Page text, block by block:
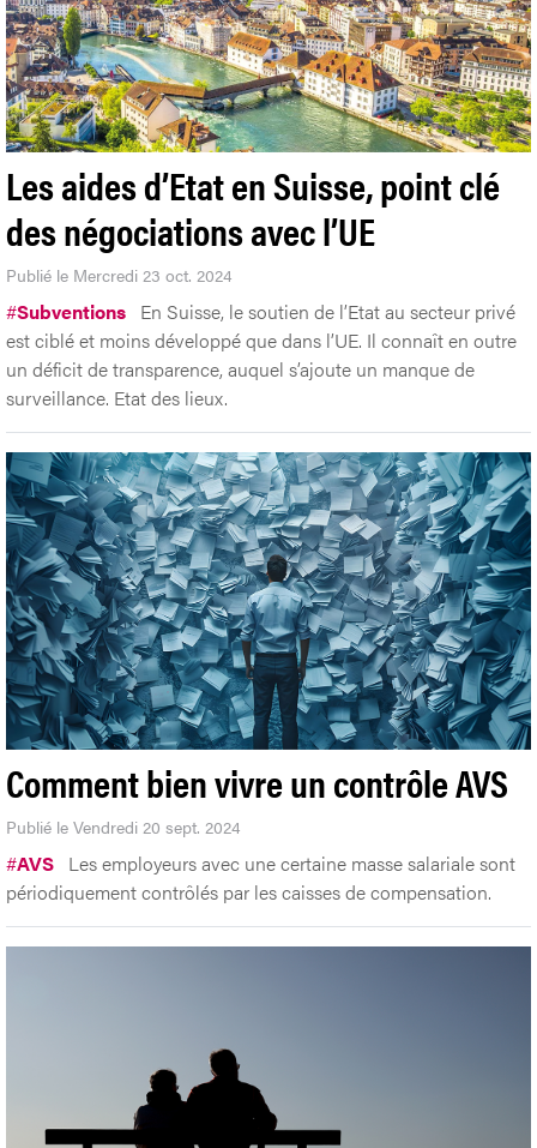
Les aides d’Etat en Suisse, point clé
des négociations avec l’UE
Publié le Mercredi 23 oct. 2024
#Subventions En Suisse, le soutien de l’Etat au secteur privé
est ciblé et moins développé que dans l’UE. Il connaît en outre
un déficit de transparence, auquel s’ajoute un manque de
surveillance. Etat des lieux.
Comment bien vivre un contrôle AVS
Publié le Vendredi 20 sept. 2024
#AVS Les employeurs avec une certaine masse salariale sont
périodiquement contrôlés par les caisses de compensation.